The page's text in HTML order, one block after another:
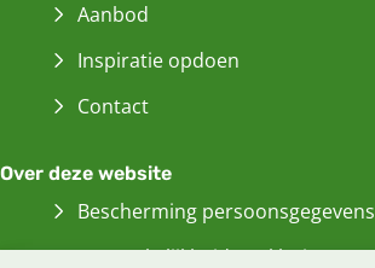
Aanbod
Inspiratie opdoen
Contact
Over deze website
Bescherming persoonsgegevens
Toegankelijkheidsverklaring